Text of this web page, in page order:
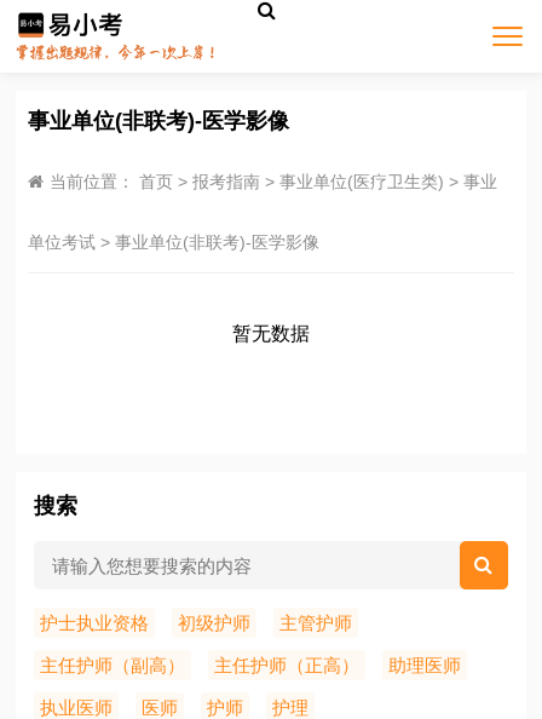
事业单位(非联考)-医学影像
当前位置： 首页 >报考指南 >事业单位(医疗卫生类) >事业
单位考试 >事业单位(非联考)-医学影像
暂无数据
搜索
护士执业资格 初级护师 主管护师
主任护师（副高） 主任护师（正高） 助理医师
执业医师 医师 护师 护理